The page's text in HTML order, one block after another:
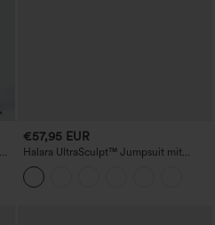
€57,95 EUR
Halara UltraSculpt™ Jumpsuit mit
überkreuzten Trägern, rückenfrei,
bauchformend, po-hebend, mit
Raffung, nicht abnehmbarem Polster —